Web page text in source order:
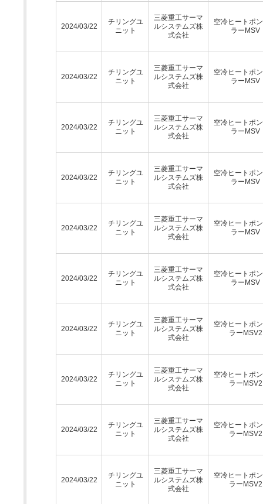
2024/03/22
チリングユ
ニット
三菱重工サーマ
ルシステムズ株
式会社
空冷ヒートポ
ラーMSV
2024/03/22
チリングユ
ニット
三菱重工サーマ
ルシステムズ株
式会社
空冷ヒートポ
ラーMSV
2024/03/22
チリングユ
ニット
三菱重工サーマ
ルシステムズ株
式会社
空冷ヒートポ
ラーMSV
2024/03/22
チリングユ
ニット
三菱重工サーマ
ルシステムズ株
式会社
空冷ヒートポ
ラーMSV
2024/03/22
チリングユ
ニット
三菱重工サーマ
ルシステムズ株
式会社
空冷ヒートポ
ラーMSV
2024/03/22
チリングユ
ニット
三菱重工サーマ
ルシステムズ株
式会社
空冷ヒートポ
ラーMSV
2024/03/22
チリングユ
ニット
三菱重工サーマ
ルシステムズ株
式会社
空冷ヒートポ
ラーMSV2
2024/03/22
チリングユ
ニット
三菱重工サーマ
ルシステムズ株
式会社
空冷ヒートポ
ラーMSV2
2024/03/22
チリングユ
ニット
三菱重工サーマ
ルシステムズ株
式会社
空冷ヒートポ
ラーMSV2
2024/03/22
チリングユ
ニット
三菱重工サーマ
ルシステムズ株
式会社
空冷ヒートポ
ラーMSV2